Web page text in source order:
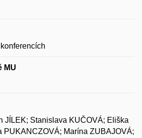
MU
JÍLEK; Stanislava KUČOVÁ; Eliška
PUKANCZOVÁ; Marína ZUBAJOVÁ;